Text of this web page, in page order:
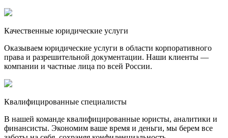
Качественные юридические услуги
Оказываем юридические услуги в области корпоративного
права и разрешительной документации. Наши клиенты —
компании и частные лица по всей России.
Квалифицированные специалисты
В нашей команде квалифицированные юристы, аналитики и
финансисты. Экономим ваше время и деньги, мы берем все